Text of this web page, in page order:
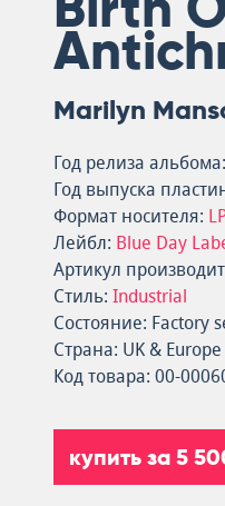
Marilyn
Год релиза
Год выпуска
Формат носителя:
Лейбл: Blue Day
Артикул
Стиль: Industrial
Состояние: Factory
Страна: UK & Europe
Код товара: 00-
купить за 5